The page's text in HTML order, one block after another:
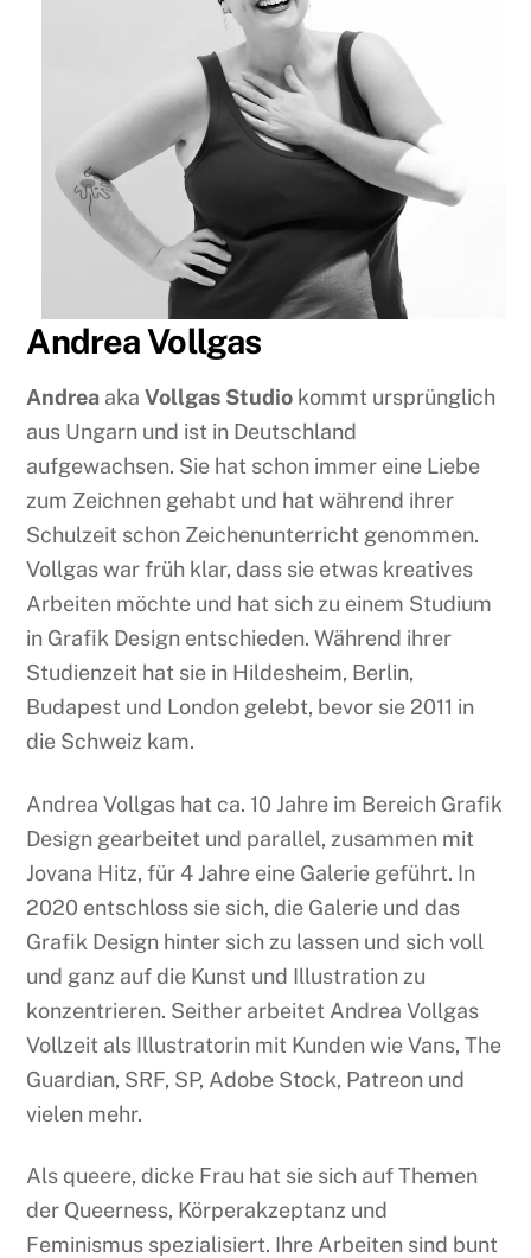
Andrea Vollgas
Andrea akaVollgas Studio kommt ursprünglich
aus Ungarn und ist in Deutschland
aufgewachsen. Sie hat schon immer eine Liebe
zum Zeichnen gehabt und hat während ihrer
Schulzeit schon Zeichenunterricht genommen.
Vollgas war früh klar, dass sie etwas kreatives
Arbeiten möchte und hat sich zu einem Studium
in Grafik Design entschieden. Während ihrer
Studienzeit hat sie in Hildesheim, Berlin,
Budapest und London gelebt, bevor sie 2011 in
die Schweiz kam.
Andrea Vollgas hat ca. 10 Jahre im Bereich Grafik
Design gearbeitet und parallel, zusammen mit
Jovana Hitz, für 4 Jahre eine Galerie geführt. In
2020 entschloss sie sich, die Galerie und das
Grafik Design hinter sich zu lassen und sich voll
und ganz auf die Kunst und Illustration zu
konzentrieren. Seither arbeitet Andrea Vollgas
Vollzeit als Illustratorin mit Kunden wie Vans, The
Guardian, SRF, SP, Adobe Stock, Patreon und
vielen mehr.
Als queere, dicke Frau hat sie sich auf Themen
der Queerness, Körperakzeptanz und
Feminismus spezialisiert. Ihre Arbeiten sind bunt